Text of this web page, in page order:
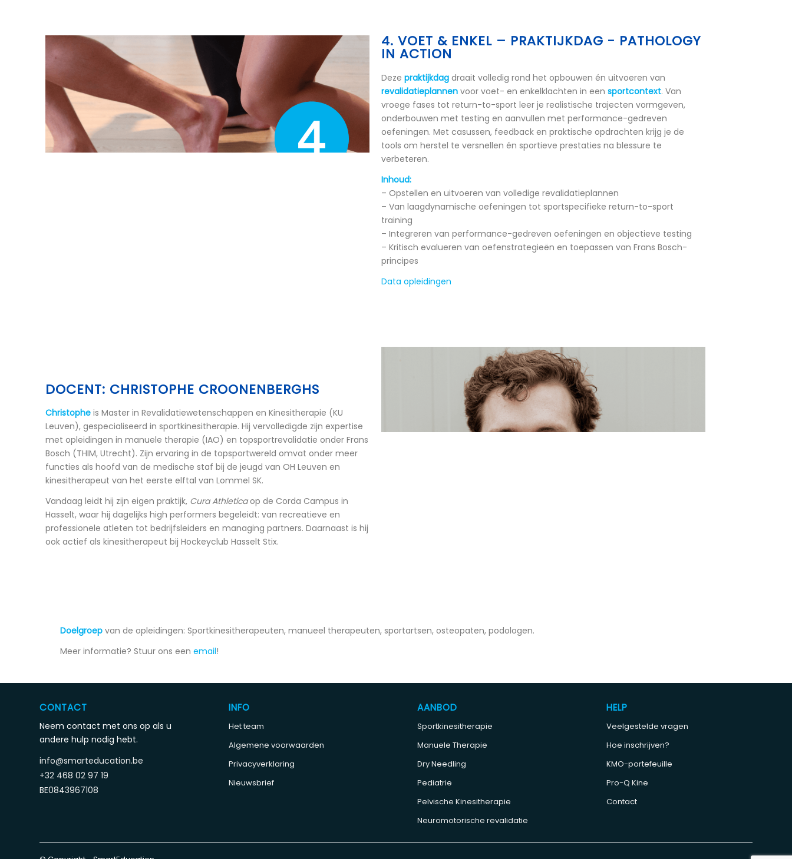
4. VOET & ENKEL – PRAKTIJKDAG - PATHOLOGY
IN ACTION
Deze praktijkdag draait volledig rond het opbouwen én uitvoeren van
revalidatieplannen voor voet- en enkelklachten in een sportcontext. Van
vroege fases tot return-to-sport leer je realistische trajecten vormgeven,
onderbouwen met testing en aanvullen met performance-gedreven
oefeningen. Met casussen, feedback en praktische opdrachten krijg je de
tools om herstel te versnellen én sportieve prestaties na blessure te
verbeteren.
Inhoud:
– Opstellen en uitvoeren van volledige revalidatieplannen
– Van laagdynamische oefeningen tot sportspecifieke return-to-sport
training
– Integreren van performance-gedreven oefeningen en objectieve testing
– Kritisch evalueren van oefenstrategieën en toepassen van Frans Bosch-
principes
Data opleidingen
DOCENT: CHRISTOPHE CROONENBERGHS
Christophe is Master in Revalidatiewetenschappen en Kinesitherapie (KU
Leuven), gespecialiseerd in sportkinesitherapie. Hij vervolledigde zijn expertise
met opleidingen in manuele therapie (IAO) en topsportrevalidatie onder Frans
Bosch (THIM, Utrecht). Zijn ervaring in de topsportwereld omvat onder meer
functies als hoofd van de medische staf bij de jeugd van OH Leuven en
kinesitherapeut van het eerste elftal van Lommel SK.
Vandaag leidt hij zijn eigen praktijk, Cura Athleticaop de Corda Campus in
Hasselt, waar hij dagelijks high performers begeleidt: van recreatieve en
professionele atleten tot bedrijfsleiders en managing partners. Daarnaast is hij
ook actief als kinesitherapeut bij Hockeyclub Hasselt Stix.
Doelgroep van de opleidingen: Sportkinesitherapeuten, manueel therapeuten, sportartsen, osteopaten, podologen.
Meer informatie? Stuur ons een email!
CONTACT
Neem contact met ons op als u
andere hulp nodig hebt.
info@smarteducation.be
+32 468 02 97 19
BE0843967108
INFO
Het team
Algemene voorwaarden
Privacyverklaring
Nieuwsbrief
AANBOD
Sportkinesitherapie
Manuele Therapie
Dry Needling
Pediatrie
Pelvische Kinesitherapie
Neuromotorische revalidatie
HELP
Veelgestelde vragen
Hoe inschrijven?
KMO-portefeuille
Pro-Q Kine
Contact